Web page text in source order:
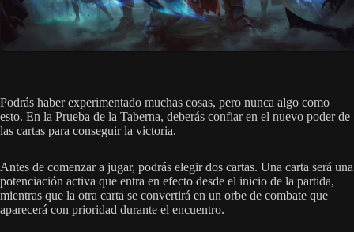
Podrás haber experimentado muchas cosas, pero nunca algo como
esto. En la Prueba de la Taberna, deberás confiar en el nuevo poder de
las cartas para conseguir la victoria.
Antes de comenzar a jugar, podrás elegir dos cartas. Una carta será una
potenciación activa que entra en efecto desde el inicio de la partida,
mientras que la otra carta se convertirá en un orbe de combate que
aparecerá con prioridad durante el encuentro.